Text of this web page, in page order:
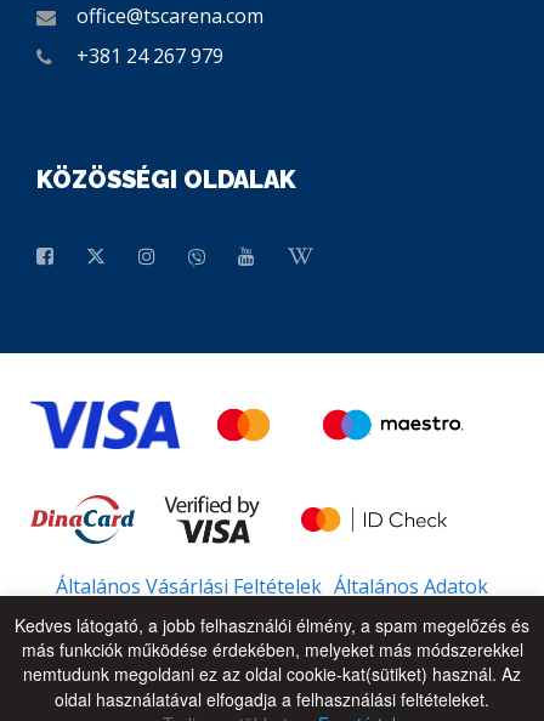
office@tscarena.com
+381 24 267 979
KÖZÖSSÉGI OLDALAK
Általános Vásárlási Feltételek Általános Adatok
© 2026 - All Rights Reserved UP
Kedves látogató, a jobb felhasználói élmény, a spam megelőzés és
más funkciók működése érdekében, melyeket más módszerekkel
nemtudunk megoldani ez az oldal cookie-kat(sütiket) használ. Az
oldal használatával elfogadja a felhasználási feltételeket.